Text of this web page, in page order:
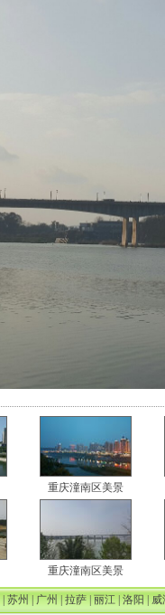
重庆潼南区美景
重庆潼南区美景
|苏州|广州|拉萨|丽江|洛阳|威